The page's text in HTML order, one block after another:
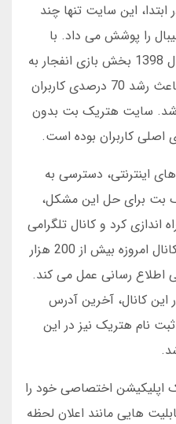
این سایت تنها چند
را پوشش می داد. با
افزایش استقبال کاربران، در سال 1398 بخش بازی انفجار به
پلتفرم اضافه شد. این حرکت باعث رشد 70 درصدی کاربران
شد. سایت هتریک بت بدون
اصلی کاربران بوده است.
های اینترنتی، دسترسی به
برای حل این مشکل،
کرد و کانال تلگرامی
هتریک بت را فعال نمود. این کانال امروزه بیش از 200 هزار
اطلاع رسانی عمل می کند.
این کانال، آخرین آدرس
نام هتریک نیز در این
سال 1402، هتریک اپلیکیشن اختصاصی خود را
هایی مانند اعلان لحظه